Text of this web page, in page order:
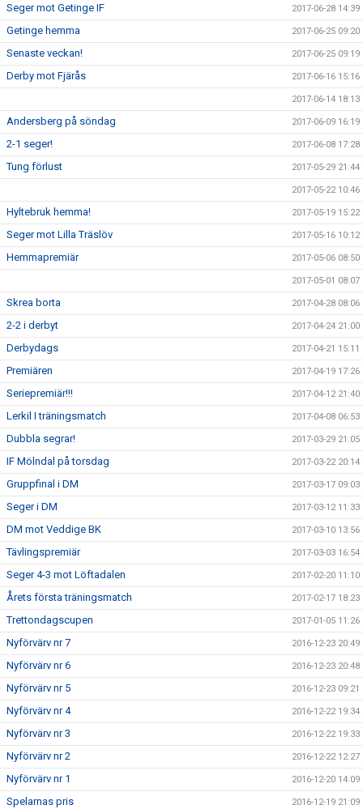
Seger mot Getinge IF 2017-06-28 14:39
Getinge hemma 2017-06-25 09:20
Senaste veckan! 2017-06-25 09:19
Derby mot Fjärås 2017-06-16 15:16
2017-06-14 18:13
Andersberg på söndag 2017-06-09 16:19
2-1 seger! 2017-06-08 17:28
Tung förlust 2017-05-29 21:44
2017-05-22 10:46
Hyltebruk hemma! 2017-05-19 15:22
Seger mot Lilla Träslöv 2017-05-16 10:12
Hemmapremiär 2017-05-06 08:50
2017-05-01 08:07
Skrea borta 2017-04-28 08:06
2-2 i derbyt 2017-04-24 21:00
Derbydags 2017-04-21 15:11
Premiären 2017-04-19 17:26
Seriepremiär!!! 2017-04-12 21:40
Lerkil I träningsmatch 2017-04-08 06:53
Dubbla segrar! 2017-03-29 21:05
IF Mölndal på torsdag 2017-03-22 20:14
Gruppfinal i DM 2017-03-17 09:03
Seger i DM 2017-03-12 11:33
DM mot Veddige BK 2017-03-10 13:56
Tävlingspremiär 2017-03-03 16:54
Seger 4-3 mot Löftadalen 2017-02-20 11:10
Årets första träningsmatch 2017-02-17 18:23
Trettondagscupen 2017-01-05 11:26
Nyförvärv nr 7 2016-12-23 20:49
Nyförvärv nr 6 2016-12-23 20:48
Nyförvärv nr 5 2016-12-23 09:21
Nyförvärv nr 4 2016-12-22 19:34
Nyförvärv nr 3 2016-12-22 19:33
Nyförvärv nr 2 2016-12-22 12:27
Nyförvärv nr 1 2016-12-20 14:09
Spelarnas pris 2016-12-19 21:09